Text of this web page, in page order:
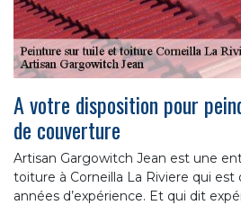
A votre disposition pour
de couverture
Artisan Gargowitch Jean est une
toiture à Corneilla La Riviere qui
années d’expérience. Et qui dit